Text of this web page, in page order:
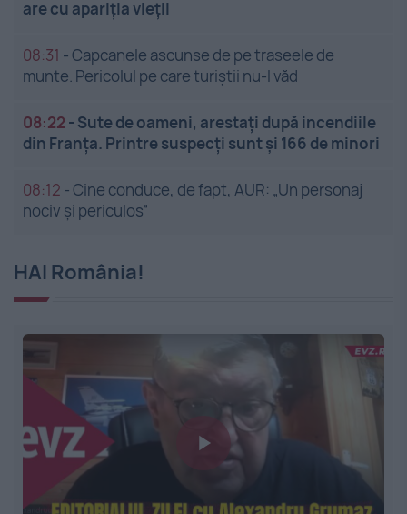
are cu apariția vieții
08:31 -Capcanele ascunse de pe traseele de
munte. Pericolul pe care turiștii nu-l văd
08:22 - Sute de oameni, arestați după incendiile
din Franța. Printre suspecți sunt și 166 de minori
08:12 -Cine conduce, de fapt, AUR: „Un personaj
nociv și periculos”
HAI România!